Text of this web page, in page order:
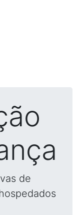
de